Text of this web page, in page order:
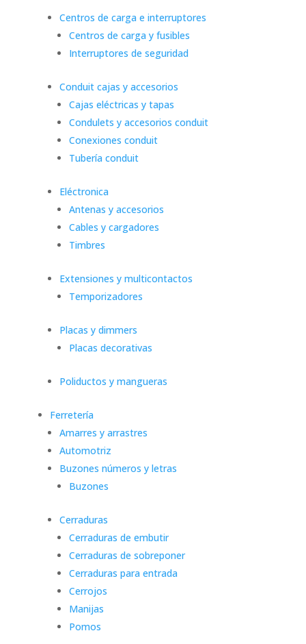
Centros de carga e interruptores
Centros de carga y fusibles
Interruptores de seguridad
Conduit cajas y accesorios
Cajas eléctricas y tapas
Condulets y accesorios conduit
Conexiones conduit
Tubería conduit
Eléctronica
Antenas y accesorios
Cables y cargadores
Timbres
Extensiones y multicontactos
Temporizadores
Placas y dimmers
Placas decorativas
Poliductos y mangueras
Ferretería
Amarres y arrastres
Automotriz
Buzones números y letras
Buzones
Cerraduras
Cerraduras de embutir
Cerraduras de sobreponer
Cerraduras para entrada
Cerrojos
Manijas
Pomos